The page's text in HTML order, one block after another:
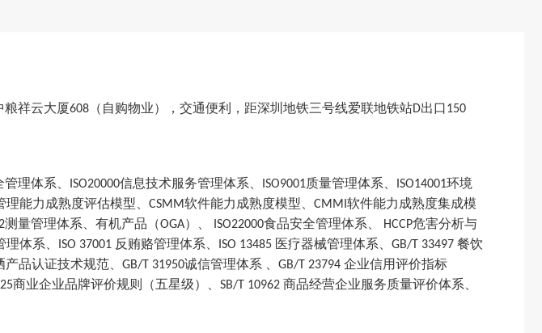
粮祥云大厦608 （自购物业），交通便利，距深圳地铁三号线爱联地铁站D出口150
理体系、 ISO20000信息技术服务管理体系、 ISO9001质量管理体系、 ISO14001环境
理能力成熟度评估模型、 CSMM软件能力成熟度模型、 CMMI 软件能力成熟度集成模
测量管理体系、 有机产品（OGA） ISO22000食品安全管理体系 HCCP危害分析与
理体系、 ISO 37001 反贿赂管理体系、 ISO 13485 医疗器械管理体系、 GB/T 33497 餐饮
品认证技术规范、 GB/T 31950诚信管理体系 、 GB/T 23794 企业信用评价指标
商业企业品牌评价规则（五星级）、 SB/T 10962 商品经营企业服务质量评价体系、